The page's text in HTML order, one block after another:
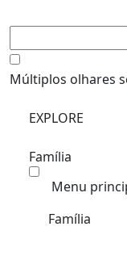
Múltiplos olhares
EXPLORE
Família
Menu
Família